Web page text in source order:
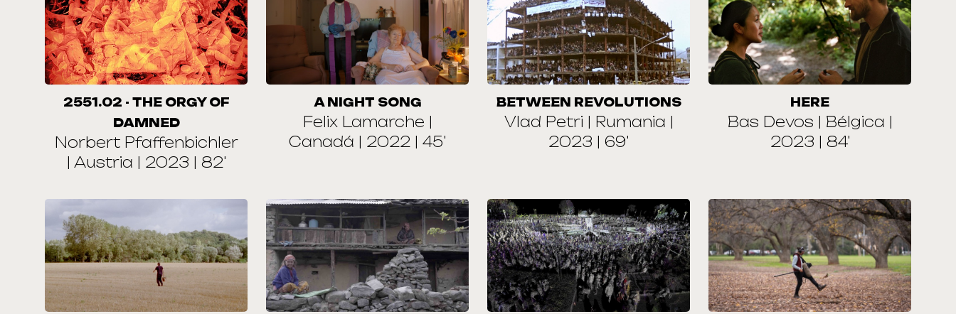
2551.02 - THE ORGY OF
DAMNED
Norbert Pfaffenbichler
| Austria | 2023 | 82'
A NIGHT SONG
Felix Lamarche |
Canadá | 2022 | 45'
BETWEEN REVOLUTIONS
Vlad Petri | Rumania |
2023 | 69'
HERE
Bas Devos | Bélgica |
2023 | 84'